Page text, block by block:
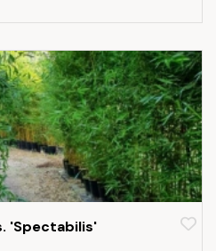
'Spectabilis'